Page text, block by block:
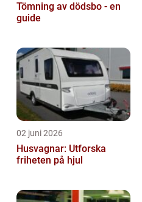
Tömning av dödsbo - en
guide
02 juni 2026
Husvagnar: Utforska
friheten på hjul